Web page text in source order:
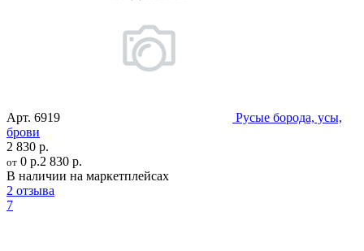
Арт. 6919
Русые борода, усы,
брови
2 830 р.
от 0 р.2 830 р.
В наличии на маркетплейсах
2 отзыва
7